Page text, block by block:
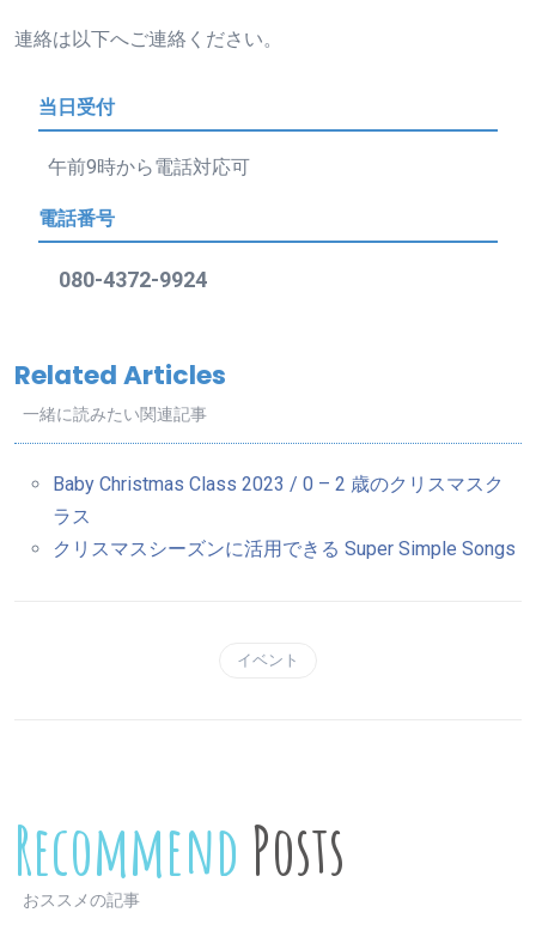
連絡は以下へご連絡ください。
当日受付
午前9時から電話対応可
電話番号
080-4372-9924
Related Articles
一緒に読みたい関連記事
Baby Christmas Class 2023 / 0 – 2 歳のクリスマスク
ラス
クリスマスシーズンに活用できる Super Simple Songs
イベント
Recommend Posts
おススメの記事